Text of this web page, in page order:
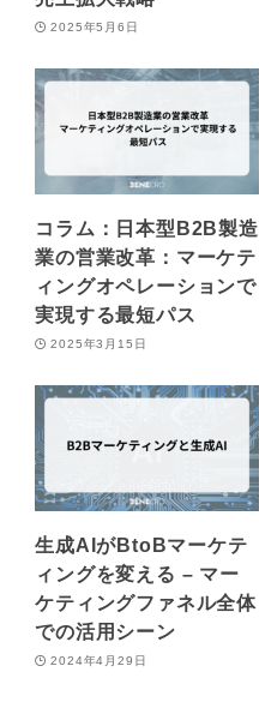
2025年5月6日
コラム：日本型B2B製造
業の営業改革：マーケテ
ィングオペレーションで
実現する最短パス
2025年3月15日
生成AIがBtoBマーケテ
ィングを変える – マー
ケティングファネル全体
での活用シーン
2024年4月29日